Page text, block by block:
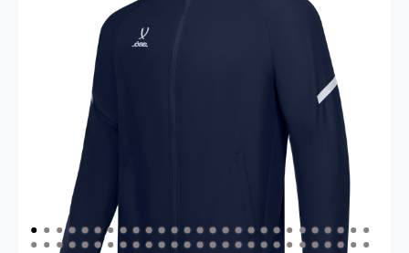
(33%)
- сумма всех заказов за 6 месяцев
(36%)
- сумма всех заказов за 6 месяцев
Опт 1(38%) -
сумма всех заказов за 6 месяцев -